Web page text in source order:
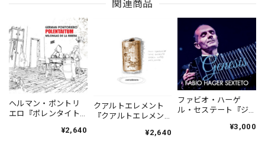
関連商品
ヘルマン・ポントリ
エロ『ポレンタイト
Pontoriero『POLENT
¥2,640
クアルトエレメント
『クアルトエレメン
Cuartoelemento『Cu
¥2,640
ファビオ・ハーゲ
ル・セステート『ジ
¥3,000